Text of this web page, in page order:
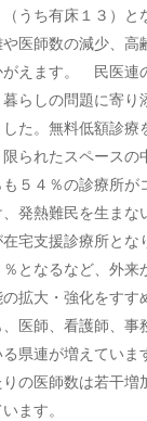
うち有床１３）と
医師数の減少、高
がえます。 民医連
らしの問題に寄り
た。無料低額診療
られたスペースの
５４％の診療所が
発熱難民を生まな
宅支援診療所とな
となるなど、外来
拡大・強化をすす
医師、看護師、事
る県連が増えてい
の医師数は若干増
ます。